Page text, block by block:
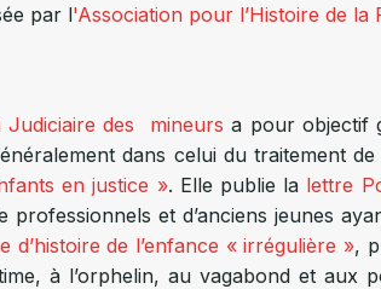
par l'Association pour l’Histoire de
Judiciaire des mineurs a pour objectif
dans celui du traitement
en justice ». Elle publie la lettre
professionnels et d’anciens jeunes
d’histoire de l’enfance « irrégulière »,
à l’orphelin, au vagabond et aux